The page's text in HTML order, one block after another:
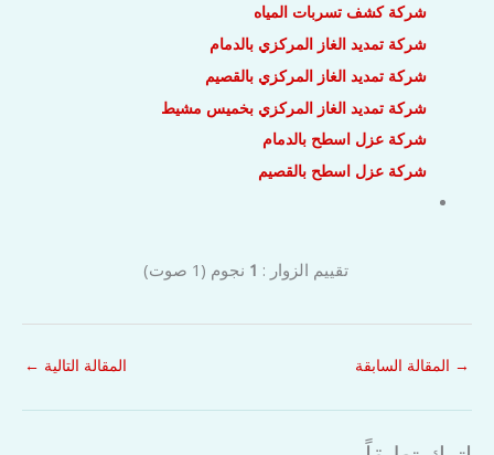
شركة كشف تسربات المياه
شركة تمديد الغاز المركزي بالدمام
شركة تمديد الغاز المركزي بالقصيم
شركة تمديد الغاز المركزي بخميس مشيط
شركة عزل اسطح بالدمام
شركة عزل اسطح بالقصيم
تقييم الزوار : نجوم (
1 صوت)
→ المقالة السابقة المقالة التالية ←